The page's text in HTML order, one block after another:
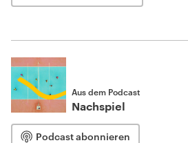
Aus dem Podcast
Nachspiel
Podcast abonnieren